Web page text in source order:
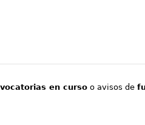
en curso o avisos de